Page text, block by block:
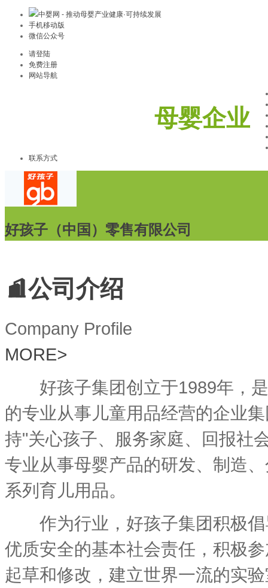
中婴网 - 推动母婴产业健康·可持续发展
手机移动版
微信公众号
请登陆
免费注册
网站导航
母婴企业
联系方式
好孩子（中国）零售有限公司
公司介绍
Company Profile
MORE>
好孩子集团创立于1989年，是
的专业从事儿童用品经营的企业
持"关心孩子、服务家庭、回报社
专业从事母婴产品的研发、制造
系列育儿用品。
作为行业，好孩子集团积极倡
优质安全的基本社会责任，积极
起草和修改，建立世界一流的实